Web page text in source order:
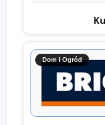
Dom i Ogród